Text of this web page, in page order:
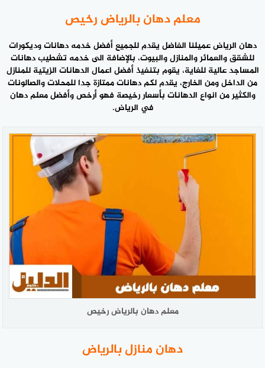
معلم دهان بالرياض رخيص
دهان الرياض عميلنا الفاضل يقدم للجميع أفضل خدمه دهانات وديكورات
للشقق والعمائر والمنازل والبيوت، بالإضافة الى خدمه تشطيب دهانات
المساجد عالية للغاية، يقوم بتنفيذ أفضل اعمال الدهانات الزيتية للمنازل
من الداخل ومن الخارج، يقدم لكم دهانات ممتازة جدا للمحلات والصالونات
والكثير من انواع الدهانات بأسعار رخيصة فهو أرخص وأفضلمعلم دهان
في الرياض.
معلم دهان بالرياض رخيص
دهان منازل بالرياض